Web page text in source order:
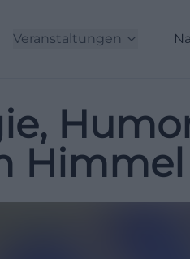
Veranstaltungen
Himmel